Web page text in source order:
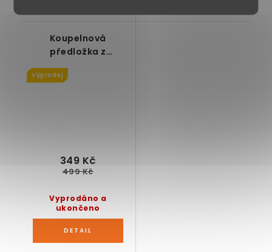
Koupelnová
předložka z
x 50 cm -
Výprodej
Vyprodáno a
ukončeno
349 Kč
499 Kč